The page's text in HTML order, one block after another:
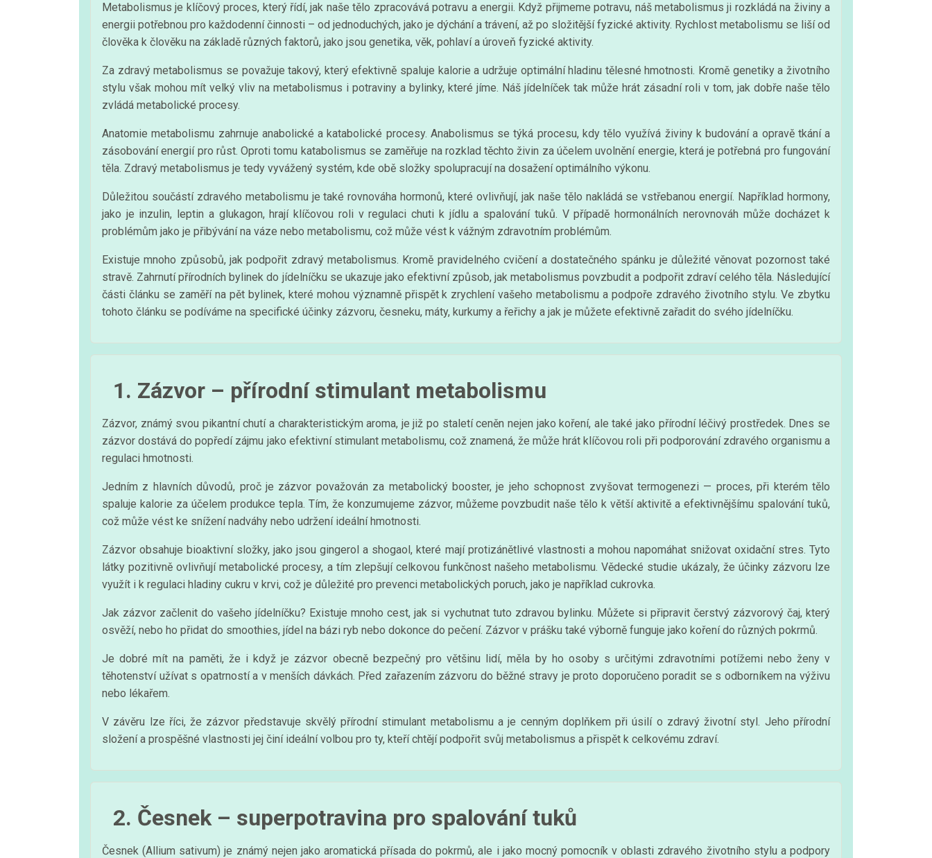
Metabolismus je klíčový proces, který řídí, jak naše tělo zpracovává potravu a energii. Když přijmeme potravu, náš metabolismus ji rozkládá na živiny a
energii potřebnou pro každodenní činnosti – od jednoduchých, jako je dýchání a trávení, až po složitější fyzické aktivity. Rychlost metabolismu se liší od
člověka k člověku na základě různých faktorů, jako jsou genetika, věk, pohlaví a úroveň fyzické aktivity.
Za zdravý metabolismus se považuje takový, který efektivně spaluje kalorie a udržuje optimální hladinu tělesné hmotnosti. Kromě genetiky a životního
stylu však mohou mít velký vliv na metabolismus i potraviny a bylinky, které jíme. Náš jídelníček tak může hrát zásadní roli v tom, jak dobře naše tělo
zvládá metabolické procesy.
Anatomie metabolismu zahrnuje anabolické a katabolické procesy. Anabolismus se týká procesu, kdy tělo využívá živiny k budování a opravě tkání a
zásobování energií pro růst. Oproti tomu katabolismus se zaměřuje na rozklad těchto živin za účelem uvolnění energie, která je potřebná pro fungování
těla. Zdravý metabolismus je tedy vyvážený systém, kde obě složky spolupracují na dosažení optimálního výkonu.
Důležitou součástí zdravého metabolismu je také rovnováha hormonů, které ovlivňují, jak naše tělo nakládá se vstřebanou energií. Například hormony,
jako je inzulin, leptin a glukagon, hrají klíčovou roli v regulaci chuti k jídlu a spalování tuků. V případě hormonálních nerovnováh může docházet k
problémům jako je přibývání na váze nebo metabolismu, což může vést k vážným zdravotním problémům.
Existuje mnoho způsobů, jak podpořit zdravý metabolismus. Kromě pravidelného cvičení a dostatečného spánku je důležité věnovat pozornost také
stravě. Zahrnutí přírodních bylinek do jídelníčku se ukazuje jako efektivní způsob, jak metabolismus povzbudit a podpořit zdraví celého těla. Následující
části článku se zaměří na pět bylinek, které mohou významně přispět k zrychlení vašeho metabolismu a podpoře zdravého životního stylu. Ve zbytku
tohoto článku se podíváme na specifické účinky zázvoru, česneku, máty, kurkumy a řeřichy a jak je můžete efektivně zařadit do svého jídelníčku.
1. Zázvor – přírodní stimulant metabolismu
Zázvor, známý svou pikantní chutí a charakteristickým aroma, je již po staletí ceněn nejen jako koření, ale také jako přírodní léčivý prostředek. Dnes se
zázvor dostává do popředí zájmu jako efektivní stimulant metabolismu, což znamená, že může hrát klíčovou roli při podporování zdravého organismu a
regulaci hmotnosti.
Jedním z hlavních důvodů, proč je zázvor považován za metabolický booster, je jeho schopnost zvyšovat termogenezi — proces, při kterém tělo
spaluje kalorie za účelem produkce tepla. Tím, že konzumujeme zázvor, můžeme povzbudit naše tělo k větší aktivitě a efektivnějšímu spalování tuků,
což může vést ke snížení nadváhy nebo udržení ideální hmotnosti.
Zázvor obsahuje bioaktivní složky, jako jsou gingerol a shogaol, které mají protizánětlivé vlastnosti a mohou napomáhat snižovat oxidační stres. Tyto
látky pozitivně ovlivňují metabolické procesy, a tím zlepšují celkovou funkčnost našeho metabolismu. Vědecké studie ukázaly, že účinky zázvoru lze
využít i k regulaci hladiny cukru v krvi, což je důležité pro prevenci metabolických poruch, jako je například cukrovka.
Jak zázvor začlenit do vašeho jídelníčku? Existuje mnoho cest, jak si vychutnat tuto zdravou bylinku. Můžete si připravit čerstvý zázvorový čaj, který
osvěží, nebo ho přidat do smoothies, jídel na bázi ryb nebo dokonce do pečení. Zázvor v prášku také výborně funguje jako koření do různých pokrmů.
Je dobré mít na paměti, že i když je zázvor obecně bezpečný pro většinu lidí, měla by ho osoby s určitými zdravotními potížemi nebo ženy v
těhotenství užívat s opatrností a v menších dávkách. Před zařazením zázvoru do běžné stravy je proto doporučeno poradit se s odborníkem na výživu
nebo lékařem.
V závěru lze říci, že zázvor představuje skvělý přírodní stimulant metabolismu a je cenným doplňkem při úsilí o zdravý životní styl. Jeho přírodní
složení a prospěšné vlastnosti jej činí ideální volbou pro ty, kteří chtějí podpořit svůj metabolismus a přispět k celkovému zdraví.
2. Česnek – superpotravina pro spalování tuků
Česnek (Allium sativum) je známý nejen jako aromatická přísada do pokrmů, ale i jako mocný pomocník v oblasti zdravého životního stylu a podpory